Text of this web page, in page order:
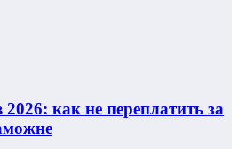
как не переплатить за